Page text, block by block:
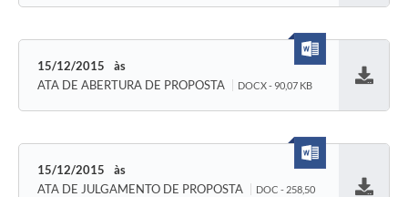
15/12/2015
ATA DE ABERTURA DE PROPOSTA
DOCX - 90,07 KB
15/12/2015
ATA DE JULGAMENTO DE PROPOSTA
DOC - 258,50